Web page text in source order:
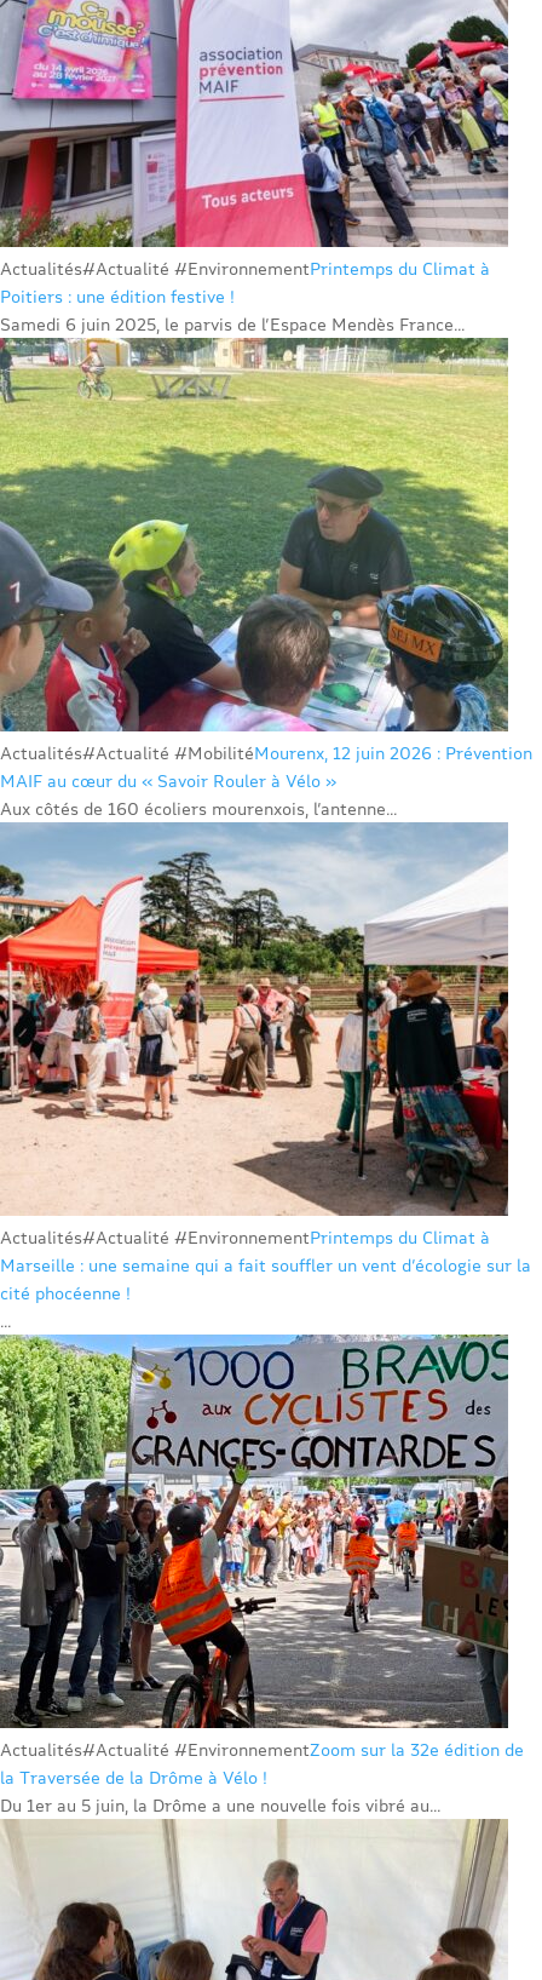
Actualités#Actualité #EnvironnementPrintemps du Climat à
Poitiers : une édition festive !
Samedi 6 juin 2025, le parvis de l’Espace Mendès France...
Actualités#Actualité #MobilitéMourenx, 12 juin 2026 : Prévention
MAIF au cœur du « Savoir Rouler à Vélo »
Aux côtés de 160 écoliers mourenxois, l’antenne...
Actualités#Actualité #EnvironnementPrintemps du Climat à
Marseille : une semaine qui a fait souffler un vent d’écologie sur la
cité phocéenne !
...
Actualités#Actualité #EnvironnementZoom sur la 32e édition de
la Traversée de la Drôme à Vélo !
Du 1er au 5 juin, la Drôme a une nouvelle fois vibré au...